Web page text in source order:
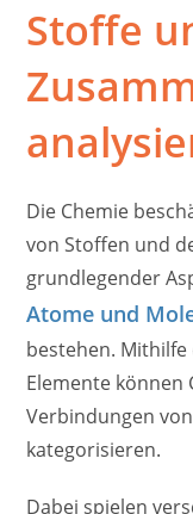
Stoffe
Die Chemie
von Stoffen und
grundlegender
Atome und
bestehen.
Elemente können
Verbindungen
kategorisieren.
Dabei spielen